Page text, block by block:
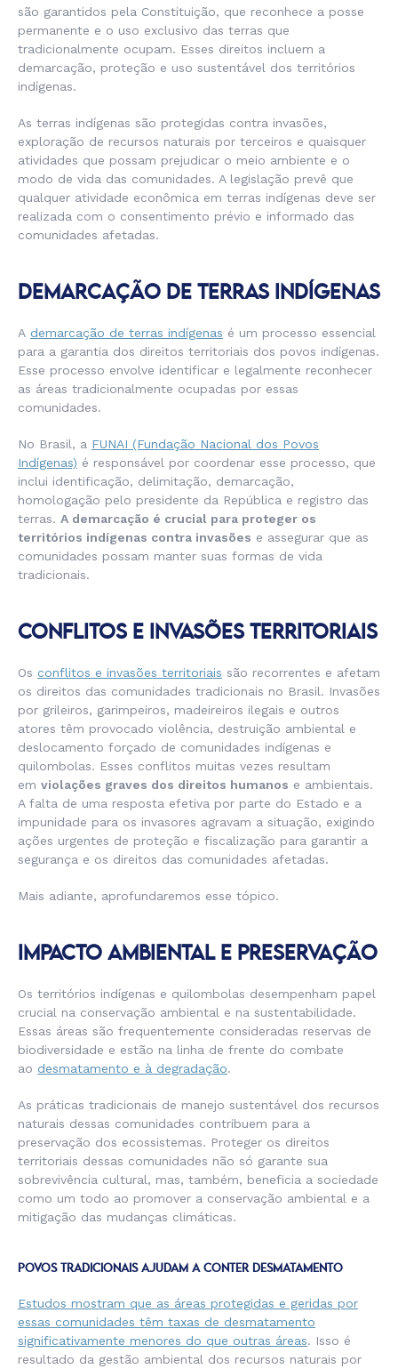
são garantidos pela Constituição, que reconhece a posse
permanente e o uso exclusivo das terras que
tradicionalmente ocupam. Esses direitos incluem a
demarcação, proteção e uso sustentável dos territórios
indígenas.
As terras indígenas são protegidas contra invasões,
exploração de recursos naturais por terceiros e quaisquer
atividades que possam prejudicar o meio ambiente e o
modo de vida das comunidades. A legislação prevê que
qualquer atividade econômica em terras indígenas deve ser
realizada com o consentimento prévio e informado das
comunidades afetadas.
DEMARCAÇÃO DE TERRAS INDÍGENAS
A demarcação de terras indígenas é um processo essencial
para a garantia dos direitos territoriais dos povos indígenas.
Esse processo envolve identificar e legalmente reconhecer
as áreas tradicionalmente ocupadas por essas
comunidades.
No Brasil, a FUNAI (Fundação Nacional dos Povos
Indígenas) é responsável por coordenar esse processo, que
inclui identificação, delimitação, demarcação,
homologação pelo presidente da República e registro das
terras. A demarcação é crucial para proteger os
territórios indígenas contra invasões e assegurar que as
comunidades possam manter suas formas de vida
tradicionais.
CONFLITOS E INVASÕES TERRITORIAIS
Os conflitos e invasões territoriais são recorrentes e afetam
os direitos das comunidades tradicionais no Brasil. Invasões
por grileiros, garimpeiros, madeireiros ilegais e outros
atores têm provocado violência, destruição ambiental e
deslocamento forçado de comunidades indígenas e
quilombolas. Esses conflitos muitas vezes resultam
em violações graves dos direitos humanos e ambientais.
A falta de uma resposta efetiva por parte do Estado e a
impunidade para os invasores agravam a situação, exigindo
ações urgentes de proteção e fiscalização para garantir a
segurança e os direitos das comunidades afetadas.
Mais adiante, aprofundaremos esse tópico.
IMPACTO AMBIENTAL E PRESERVAÇÃO
Os territórios indígenas e quilombolas desempenham papel
crucial na conservação ambiental e na sustentabilidade.
Essas áreas são frequentemente consideradas reservas de
biodiversidade e estão na linha de frente do combate
ao desmatamento e à degradação.
As práticas tradicionais de manejo sustentável dos recursos
naturais dessas comunidades contribuem para a
preservação dos ecossistemas. Proteger os direitos
territoriais dessas comunidades não só garante sua
sobrevivência cultural, mas, também, beneficia a sociedade
como um todo ao promover a conservação ambiental e a
mitigação das mudanças climáticas.
POVOS TRADICIONAIS AJUDAM A CONTER DESMATAMENTO
Estudos mostram que as áreas protegidas e geridas por
essas comunidades têm taxas de desmatamento
significativamente menores do que outras áreas. Isso é
resultado da gestão ambiental dos recursos naturais por